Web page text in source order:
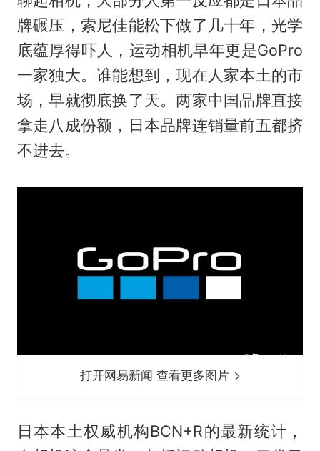
牌碾压，索尼佳能松下做了几十年，光学
底蕴厚得吓人，运动相机早年更是GoPro
一家独大。谁能想到，现在人家本土的市
场，早就彻底换了天。两家中国品牌直接
拿走八成份额，日本品牌连销量前五都挤
不进去。
打开网易新闻 查看更多图片
日本本土权威机构BCN+R的最新统计，